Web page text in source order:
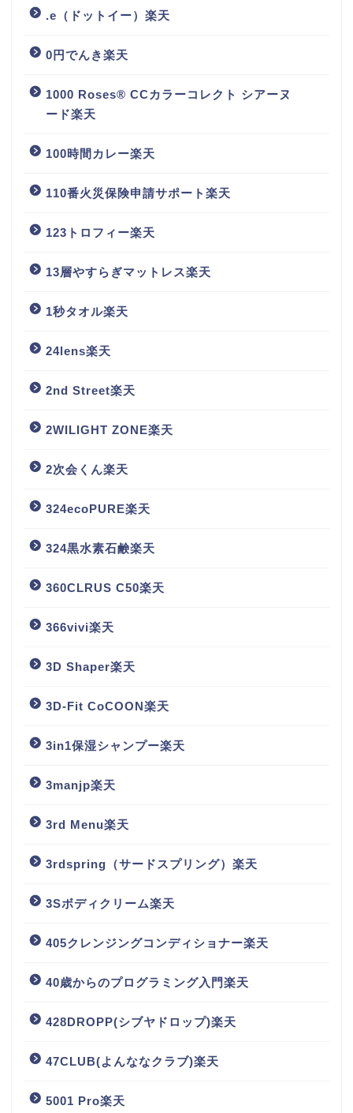
.e（ドットイー）楽天
0円でんき楽天
1000 Roses® CCカラーコレクト シアーヌ
ード楽天
100時間カレー楽天
110番火災保険申請サポート楽天
123トロフィー楽天
13層やすらぎマットレス楽天
1秒タオル楽天
24lens楽天
2nd Street楽天
2WILIGHT ZONE楽天
2次会くん楽天
324ecoPURE楽天
324黒水素石鹸楽天
360CLRUS C50楽天
366vivi楽天
3D Shaper楽天
3D-Fit CoCOON楽天
3in1保湿シャンプー楽天
3manjp楽天
3rd Menu楽天
3rdspring（サードスプリング）楽天
3Sボディクリーム楽天
405クレンジングコンディショナー楽天
40歳からのプログラミング入門楽天
428DROPP(シブヤドロップ)楽天
47CLUB(よんななクラブ)楽天
5001 Pro楽天